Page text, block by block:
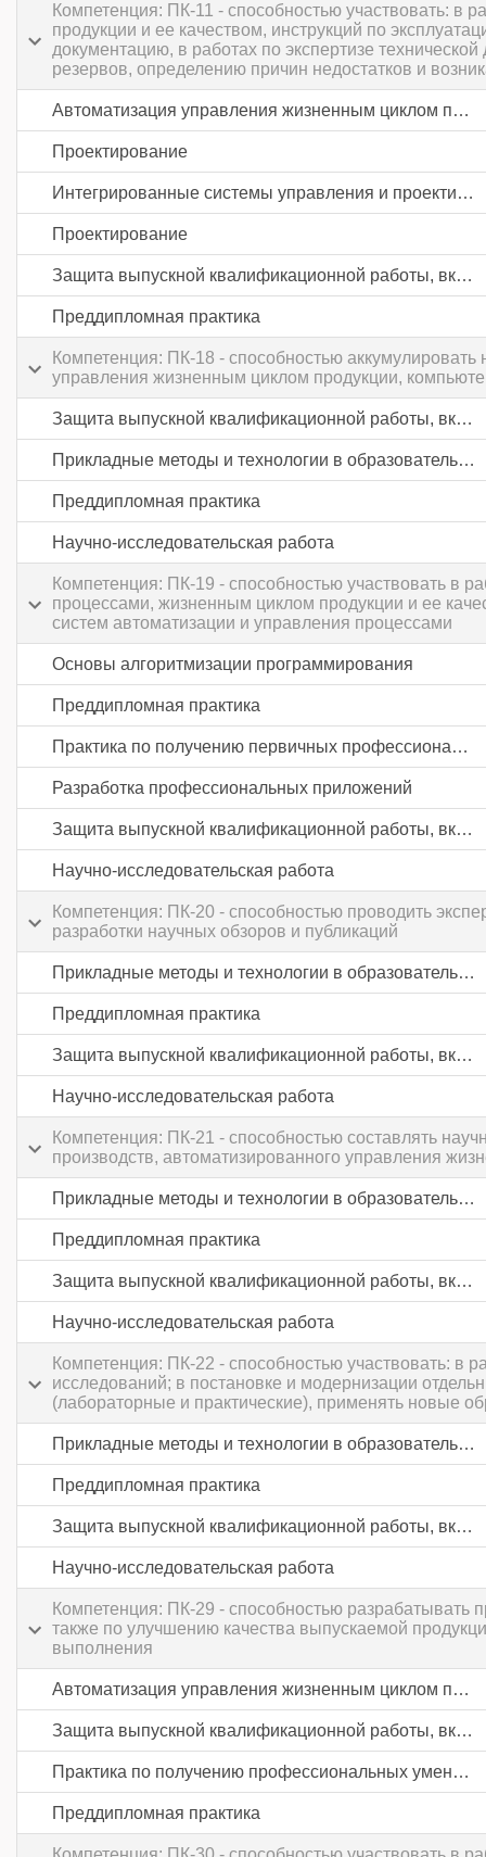
Компетенция: ПК-11 - способностью участвовать: в
продукции и ее качеством, инструкций по
документацию, в работах по экспертизе
резервов, определению причин недостатков и
Автоматизация управления жизненным циклом продукции в промышленности
Проектирование
Интегрированные системы управления и проектирования
Проектирование
Защита выпускной квалификационной работы, включая подготовку к процедуре защиты и процедуру защиты
Преддипломная практика
Компетенция: ПК-18 - способностью
управления жизненным циклом продукции,
Защита выпускной квалификационной работы, включая подготовку к процедуре защиты и процедуру защиты
Прикладные методы и технологии в образовательной и исследовательской деятельности
Преддипломная практика
Научно-исследовательская работа
Компетенция: ПК-19 - способностью участвовать в
процессами, жизненным циклом продукции и ее
систем автоматизации и управления процессами
Основы алгоритмизации программирования
Преддипломная практика
Практика по получению первичных профессиональных умений и навыков, в том числе первичных умений и навыков научно-исследовательской деятельности
Разработка профессиональных приложений
Защита выпускной квалификационной работы, включая подготовку к процедуре защиты и процедуру защиты
Научно-исследовательская работа
Компетенция: ПК-20 - способностью проводить
разработки научных обзоров и публикаций
Прикладные методы и технологии в образовательной и исследовательской деятельности
Преддипломная практика
Защита выпускной квалификационной работы, включая подготовку к процедуре защиты и процедуру защиты
Научно-исследовательская работа
Компетенция: ПК-21 - способностью составлять
производств, автоматизированного управления
Прикладные методы и технологии в образовательной и исследовательской деятельности
Преддипломная практика
Защита выпускной квалификационной работы, включая подготовку к процедуре защиты и процедуру защиты
Научно-исследовательская работа
Компетенция: ПК-22 - способностью участвовать: в
исследований; в постановке и модернизации
(лабораторные и практические), применять новые
Прикладные методы и технологии в образовательной и исследовательской деятельности
Преддипломная практика
Защита выпускной квалификационной работы, включая подготовку к процедуре защиты и процедуру защиты
Научно-исследовательская работа
Компетенция: ПК-29 - способностью разрабатывать
также по улучшению качества выпускаемой
выполнения
Автоматизация управления жизненным циклом продукции в промышленности
Защита выпускной квалификационной работы, включая подготовку к процедуре защиты и процедуру защиты
Практика по получению профессиональных умений и опыта профессиональной деятельности
Преддипломная практика